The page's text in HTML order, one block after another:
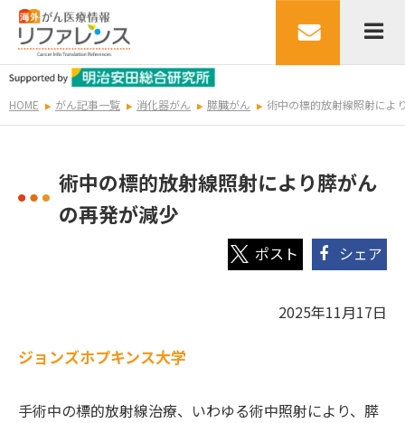
HOME がん記事一覧 消化器がん 膵臓がん 術中の標的放射線照射によ
術中の標的放射線照射により膵がん
の再発が減少
シェア
2025年11月17日
ジョンズホプキンス大学
手術中の標的放射線治療、いわゆる術中照射により、膵